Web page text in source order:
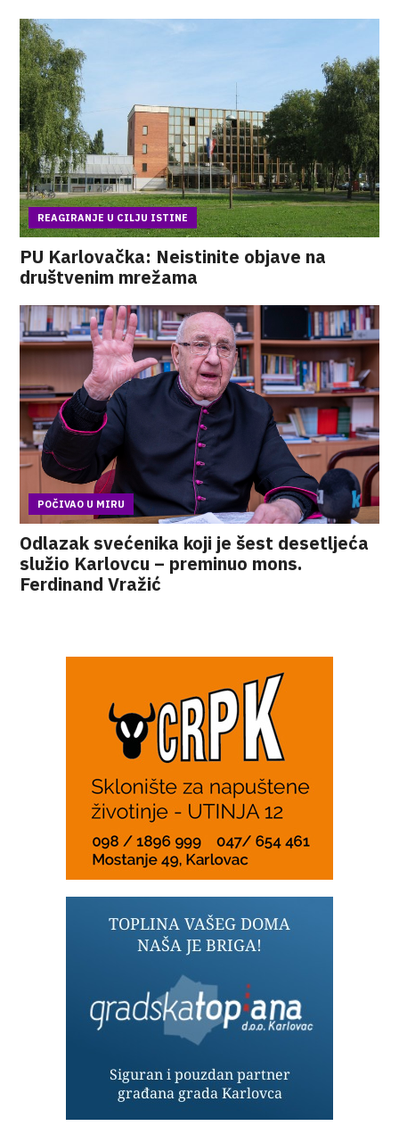
REAGIRANJE U CILJU ISTINE
PU Karlovačka: Neistinite objave na
društvenim mrežama
POČIVAO U MIRU
Odlazak svećenika koji je šest desetljeća
služio Karlovcu – preminuo mons.
Ferdinand Vražić